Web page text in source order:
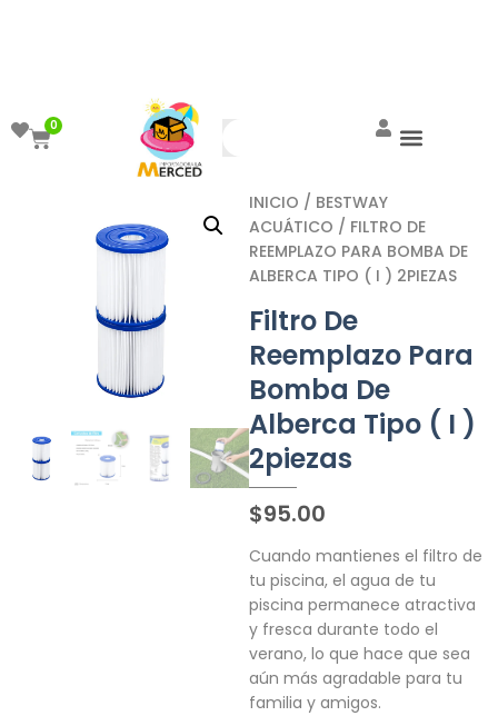
0
INICIO / BESTWAY
ACUÁTICO / FILTRO DE
REEMPLAZO PARA BOMBA DE
ALBERCA TIPO ( I ) 2PIEZAS
Filtro De
Reemplazo Para
Bomba De
Alberca Tipo ( I )
2piezas
$95.00
Cuando mantienes el filtro de
tu piscina, el agua de tu
piscina permanece atractiva
y fresca durante todo el
verano, lo que hace que sea
aún más agradable para tu
familia y amigos.